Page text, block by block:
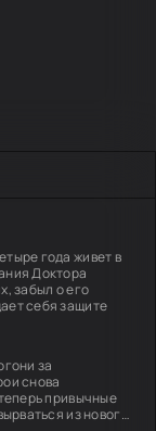
года живет в
Доктора
забыл о его
себя защите
за
снова
привычные
из нового